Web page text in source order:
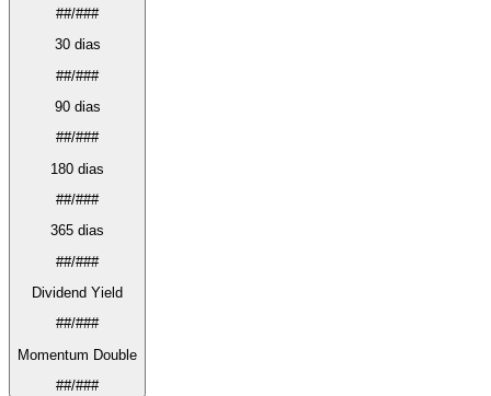
##/###
30 dias
##/###
90 dias
##/###
180 dias
##/###
365 dias
##/###
Dividend Yield
##/###
Momentum Double
##/###